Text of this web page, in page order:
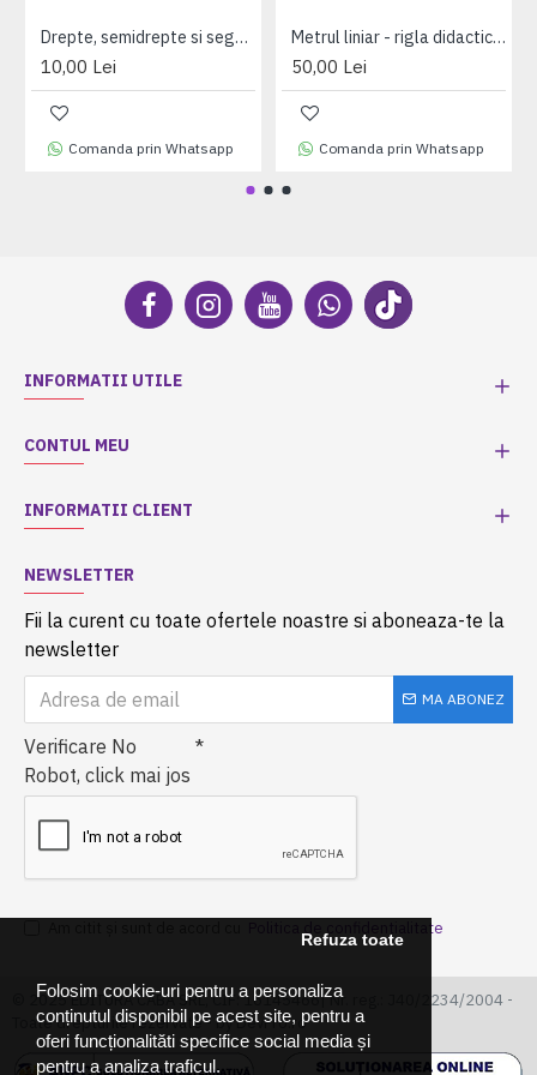
Folosim cookie-uri pentru a personaliza
conținutul disponibil pe acest site, pentru a
oferi funcționalităti specifice social media și
pentru a analiza traficul.
Refuza toate
Drepte, semidrepte si segmente - fise de lucru
10,00 Lei
Comanda prin Whatsapp
Metrul liniar - rigla didactica magnetica
50,00 Lei
Comanda prin Whatsapp
INFORMATII UTILE
CONTUL MEU
INFORMATII CLIENT
NEWSLETTER
Fii la curent cu toate ofertele noastre si aboneaza-te la
newsletter
MA ABONEZ
Verificare No
Robot, click mai jos
Politica de confidentialitate
© 2025 EDITURA CABA SRL, CIF: 16145466| Nr. reg.: J40/2234/2004 -
Toate drepturile rezervate - by DevPro.ro